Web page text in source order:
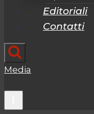
Editoriali
Contatti
Media